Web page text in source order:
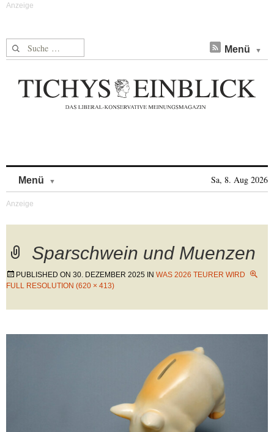
Suche nach: Menü
Menü Sa, 8. Aug 2026
Sparschwein und Muenzen
PUBLISHED ON 30. DEZEMBER 2025 IN WAS 2026 TEURER WIRD
FULL RESOLUTION (620 × 413)